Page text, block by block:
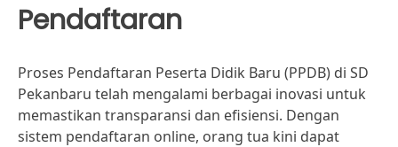
Pendaftaran
Proses Pendaftaran Peserta Didik Baru (PPDB) di SD
Pekanbaru telah mengalami berbagai inovasi untuk
memastikan transparansi dan efisiensi. Dengan
sistem pendaftaran online, orang tua kini dapat